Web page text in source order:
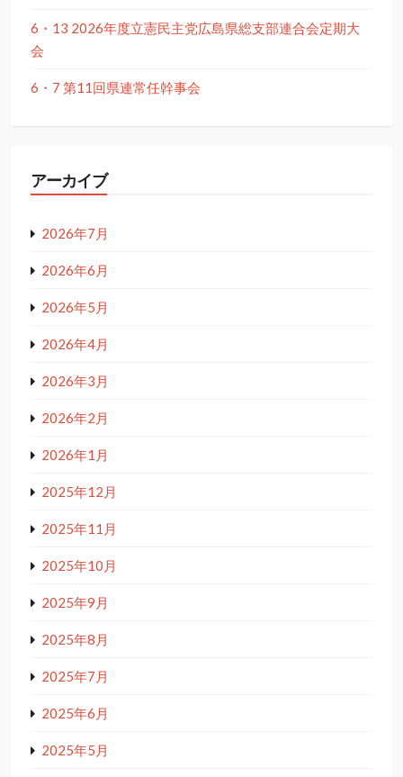
6・13 2026年度立憲民主党広島県総支部連合会定期大
会
6・7 第11回県連常任幹事会
アーカイブ
2026年7月
2026年6月
2026年5月
2026年4月
2026年3月
2026年2月
2026年1月
2025年12月
2025年11月
2025年10月
2025年9月
2025年8月
2025年7月
2025年6月
2025年5月